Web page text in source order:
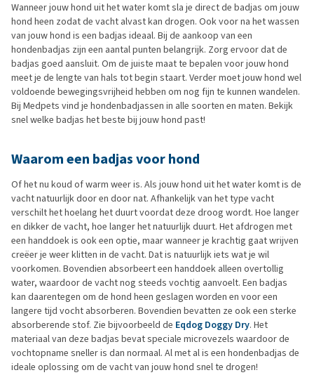
Wanneer jouw hond uit het water komt sla je direct de badjas om jouw
hond heen zodat de vacht alvast kan drogen. Ook voor na het wassen
van jouw hond is een badjas ideaal. Bij de aankoop van een
hondenbadjas zijn een aantal punten belangrijk. Zorg ervoor dat de
badjas goed aansluit. Om de juiste maat te bepalen voor jouw hond
meet je de lengte van hals tot begin staart. Verder moet jouw hond wel
voldoende bewegingsvrijheid hebben om nog fijn te kunnen wandelen.
Bij Medpets vind je hondenbadjassen in alle soorten en maten. Bekijk
snel welke badjas het beste bij jouw hond past!
Waarom een badjas voor hond
Of het nu koud of warm weer is. Als jouw hond uit het water komt is de
vacht natuurlijk door en door nat. Afhankelijk van het type vacht
verschilt het hoelang het duurt voordat deze droog wordt. Hoe langer
en dikker de vacht, hoe langer het natuurlijk duurt. Het afdrogen met
een handdoek is ook een optie, maar wanneer je krachtig gaat wrijven
creëer je weer klitten in de vacht. Dat is natuurlijk iets wat je wil
voorkomen. Bovendien absorbeert een handdoek alleen overtollig
water, waardoor de vacht nog steeds vochtig aanvoelt. Een badjas
kan daarentegen om de hond heen geslagen worden en voor een
langere tijd vocht absorberen. Bovendien bevatten ze ook een sterke
absorberende stof. Zie bijvoorbeeld de Eqdog Doggy Dry. Het
materiaal van deze badjas bevat speciale microvezels waardoor de
vochtopname sneller is dan normaal. Al met al is een hondenbadjas de
ideale oplossing om de vacht van jouw hond snel te drogen!